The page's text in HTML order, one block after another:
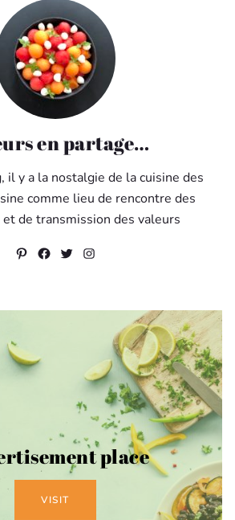
en partage…
il y a la nostalgie de la cuisine des
comme lieu de rencontre des
de transmission des valeurs
Pinterest
Facebook
Twitter
Instagram
place
VISIT